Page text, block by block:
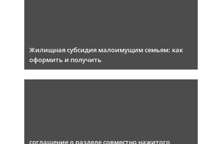
Жилищная субсидия малоимущим семьям: как
оформить и получить
соглашение о разделе совместно нажитого